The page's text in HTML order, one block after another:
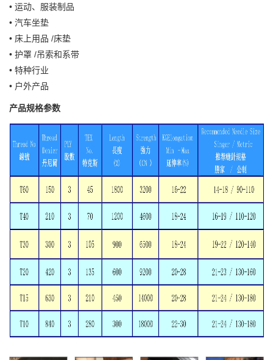
• 运动、服装制品
• 汽车坐垫
• 床上用品 /床垫
• 护罩 /吊索和系带
• 特种行业
• 户外产品
产品规格参数